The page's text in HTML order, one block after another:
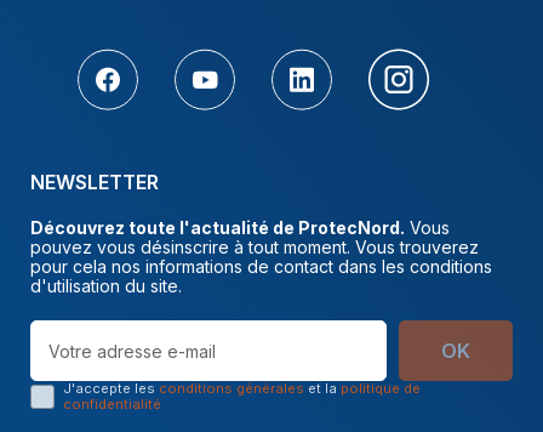
NEWSLETTER
Découvrez toute l'actualité de ProtecNord. Vous
pouvez vous désinscrire à tout moment. Vous trouverez
pour cela nos informations de contact dans les conditions
d'utilisation du site.
OK
J'accepte les conditions générales et la politique de
confidentialité